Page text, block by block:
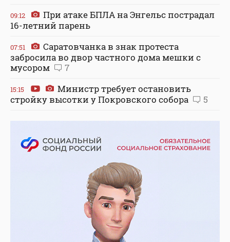
09:12
При атаке БПЛА на Энгельс пострадал
16-летний парень
07:51
Саратовчанка в знак протеста
забросила во двор частного дома мешки с
мусором
7
15:15
Министр требует остановить
стройку высотки у Покровского собора
5